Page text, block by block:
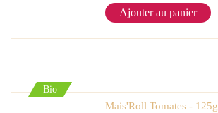
Ajouter au panier
Bio
Mais'Roll Tomates - 125g